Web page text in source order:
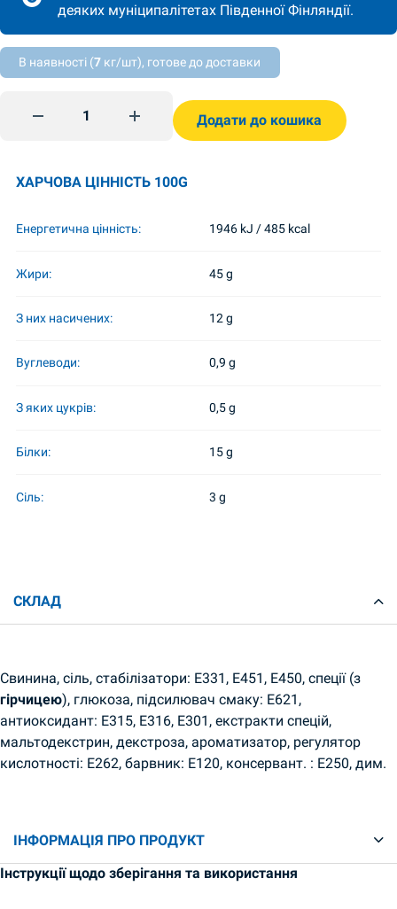
деяких муніципалітетах Південної Фінляндії.
В наявності (7 кг/шт), готове до доставки
Servelat Ukrainskij (sianlihasta) 300g SMK quantity
Додати до кошика
ХАРЧОВА ЦІННІСТЬ 100G
Енергетична цінність: 1946 kJ / 485 kcal
Жири: 45 g
З них насичених: 12 g
Вуглеводи: 0,9 g
З яких цукрів: 0,5 g
Білки: 15 g
Сіль: 3 g
СКЛАД
Свинина, сіль, стабілізатори: E331, E451, E450, спеції (з
гірчицею), глюкоза, підсилювач смаку: E621,
антиоксидант: E315, E316, E301, екстракти спецій,
мальтодекстрин, декстроза, ароматизатор, регулятор
кислотності: E262, барвник: E120, консервант. : E250, дим.
ІНФОРМАЦІЯ ПРО ПРОДУКТ
Інструкції щодо зберігання та використання